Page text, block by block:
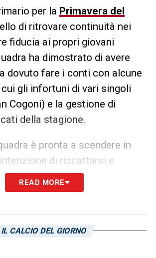
per la Primavera del
di ritrovare continuità nei
fiducia ai propri giovani
ha dimostrato di avere
dovuto fare i conti con alcune
gli infortuni di vari singoli
Cogoni) e la gestione di
della stagione.
è pronta a scendere in
di riscattarsi e
poter competere ai massimi
si augurano una
alla squadra per affrontare con
READ MORE
IL CALCIO DEL GIORNO